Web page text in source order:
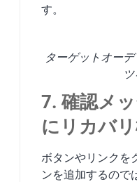
す。
ターゲットオー
7. 確認メ
にリカバ
ボタンやリンクを
ンを追加するので